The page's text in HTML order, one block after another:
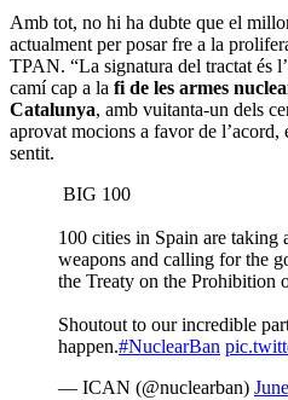
Amb tot, no hi ha dubte que el
actualment per posar fre a la
TPAN. “La signatura del tractat és
camí cap a la fi de les armes
Catalunya, amb vuitanta-un dels
aprovat mocions a favor de l’acord,
sentit.
BIG 100
100 cities in Spain are taking
weapons and calling for the
the Treaty on the Prohibition
Shoutout to our incredible
happen.#NuclearBan
— ICAN (@nuclearban)